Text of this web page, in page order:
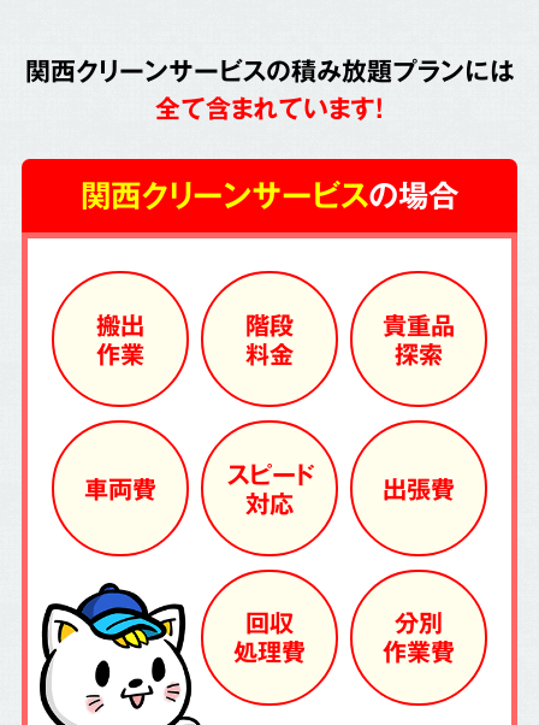
関西クリーンサービスの積み放題プランには
全て含まれています!
関西クリーンサービスの場合
搬出
作業
階段
料金
貴重品
探索
車両費
スピード
対応
出張費
回収
処理費
分別
作業費